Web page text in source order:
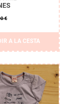
€
A LA CESTA